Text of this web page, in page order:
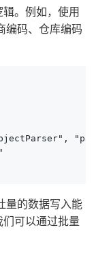
。例如，使用
编码、仓库编码
量的数据写入能
可以通过批量